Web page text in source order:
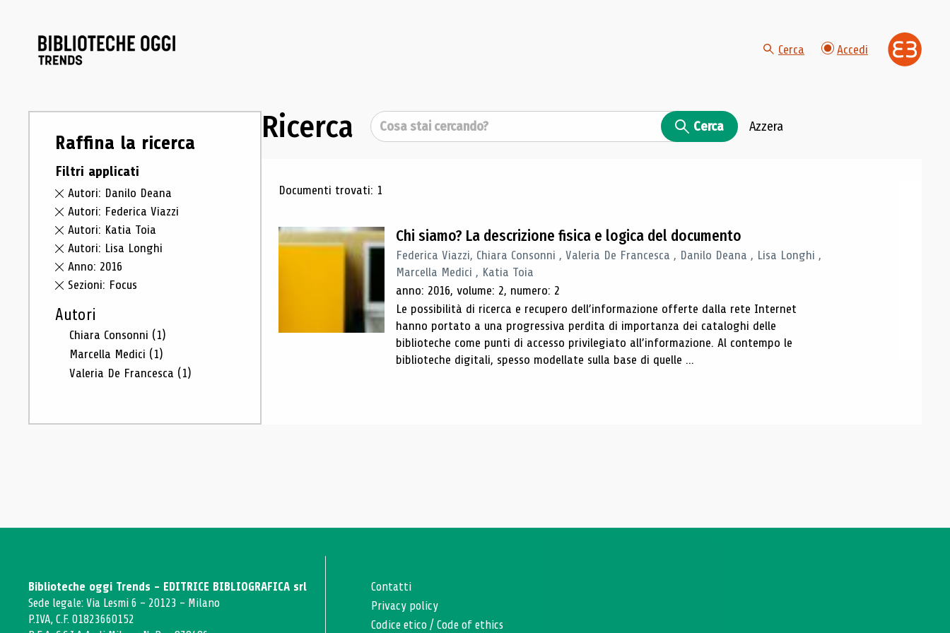
Cerca Accedi
Raffina la ricerca
Filtri applicati
Autori: Danilo Deana
Autori: Federica Viazzi
Autori: Katia Toia
Autori: Lisa Longhi
Anno: 2016
Sezioni: Focus
Autori
Chiara Consonni (1)
Marcella Medici (1)
Valeria De Francesca (1)
Ricerca Cerca Cerca Azzera
Risultati di ricerca
Documenti trovati: 1
Chi siamo? La descrizione fisica e logica del documento
Federica Viazzi, Chiara Consonni , Valeria De Francesca , Danilo Deana , Lisa Longhi ,
Marcella Medici , Katia Toia
anno: 2016, volume: 2, numero: 2
Le possibilità di ricerca e recupero dell’informazione offerte dalla rete Internet
hanno portato a una progressiva perdita di importanza dei cataloghi delle
biblioteche come punti di accesso privilegiato all’informazione. Al contempo le
biblioteche digitali, spesso modellate sulla base di quelle ...
Biblioteche oggi Trends - EDITRICE BIBLIOGRAFICA srl
Sede legale: Via Lesmi 6 - 20123 - Milano
P.IVA, C.F. 01823660152
Contatti
Privacy policy
Codice etico /Code of ethics